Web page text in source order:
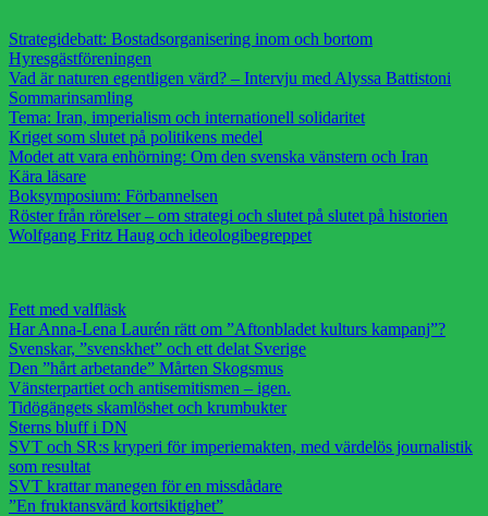
Strategidebatt: Bostadsorganisering inom och bortom
Hyresgästföreningen
Vad är naturen egentligen värd? – Intervju med Alyssa Battistoni
Sommarinsamling
Tema: Iran, imperialism och internationell solidaritet
Kriget som slutet på politikens medel
Modet att vara enhörning: Om den svenska vänstern och Iran
Kära läsare
Boksymposium: Förbannelsen
Röster från rörelser – om strategi och slutet på slutet på historien
Wolfgang Fritz Haug och ideologibegreppet
Fett med valfläsk
Har Anna-Lena Laurén rätt om ”Aftonbladet kulturs kampanj”?
Svenskar, ”svenskhet” och ett delat Sverige
Den ”hårt arbetande” Mårten Skogsmus
Vänsterpartiet och antisemitismen – igen.
Tidögängets skamlöshet och krumbukter
Sterns bluff i DN
SVT och SR:s kryperi för imperiemakten, med värdelös journalistik
som resultat
SVT krattar manegen för en missdådare
”En fruktansvärd kortsiktighet”